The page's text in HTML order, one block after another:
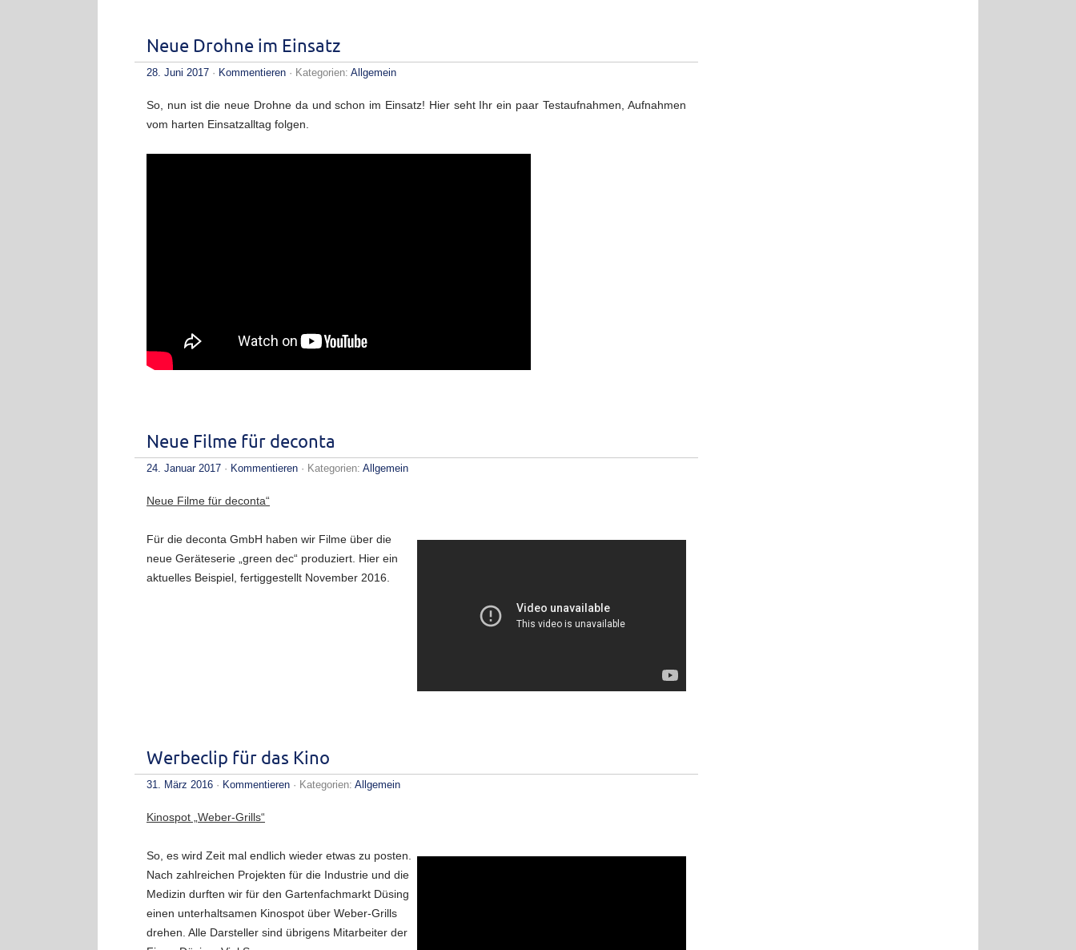
Neue Drohne im Einsatz
28. Juni 2017 · Kommentieren · Kategorien: Allgemein
So, nun ist die neue Drohne da und schon im Einsatz! Hier seht Ihr ein paar Testaufnahmen, Aufnahmen
vom harten Einsatzalltag folgen.
Neue Filme für deconta
24. Januar 2017 · Kommentieren · Kategorien: Allgemein
Neue Filme für deconta“
Für die deconta GmbH haben wir Filme über die
neue Geräteserie „green dec“ produziert. Hier ein
aktuelles Beispiel, fertiggestellt November 2016.
Werbeclip für das Kino
31. März 2016 · Kommentieren · Kategorien: Allgemein
Kinospot „Weber-Grills“
So, es wird Zeit mal endlich wieder etwas zu posten.
Nach zahlreichen Projekten für die Industrie und die
Medizin durften wir für den Gartenfachmarkt Düsing
einen unterhaltsamen Kinospot über Weber-Grills
drehen. Alle Darsteller sind übrigens Mitarbeiter der